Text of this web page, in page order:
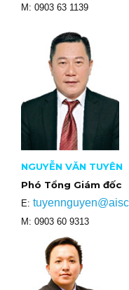
M: 0903 63 1139
NGUYỄN VĂN TUYÊN
Phó Tổng Giám đốc
E:
M: 0903 60 9313